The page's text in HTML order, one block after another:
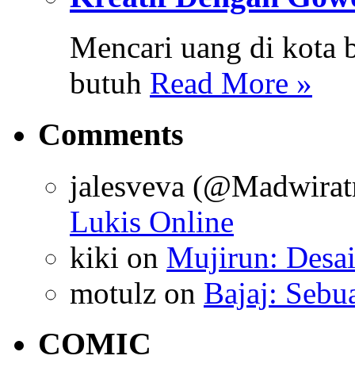
Mencari uang di kota
butuh Read More »
Comments
jalesveva
Lukis Online
kiki on Mujirun:
motulz on Bajaj:
COMIC